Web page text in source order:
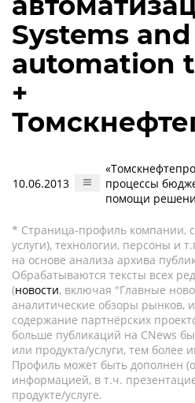
Systems and
automation
+
10.06.2013
процессы
помощи
* Страница-профиль компании,
услуги), технологии, персоны и
на основе анализа архива
Обрабатываются тексты всех
(новости, включая "Главные
аналитические обзоры рынков,
содержание партнёрских
больше публикаций на CNews
или продукта/услуги, тем
Профиль может быть дополнен
информацией, в т.ч.
продукте/услуге.